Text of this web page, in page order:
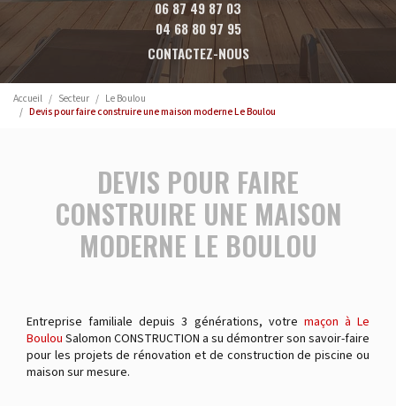
06 87 49 87 03
04 68 80 97 95
CONTACTEZ-NOUS
Accueil Secteur
Le Boulou
Devis pour faire construire une maison moderne Le Boulou
DEVIS POUR FAIRE
CONSTRUIRE UNE MAISON
MODERNE LE BOULOU
Entreprise familiale depuis 3 générations, votre maçon à Le
Boulou Salomon CONSTRUCTION a su démontrer son savoir-faire
pour les projets de rénovation et de construction de piscine ou
maison sur mesure.